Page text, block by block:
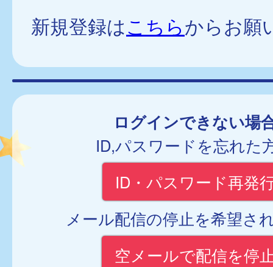
新規登録はこちらからお願
ログインできない場
ID,パスワードを忘れた
ID・パスワード再発
メール配信の停止を希望さ
空メールで配信を停